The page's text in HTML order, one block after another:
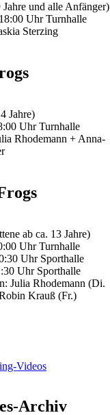
Jahre und alle Anfänger)
Uhr Turnhalle
Sterzing
Jahre)
Uhr Turnhalle
Rhodemann + Anna-
ab ca. 13 Jahre)
Uhr Turnhalle
Uhr Sporthalle
Uhr Sporthalle
Julia Rhodemann (Di.
Krauß (Fr.)
Videos
Archiv